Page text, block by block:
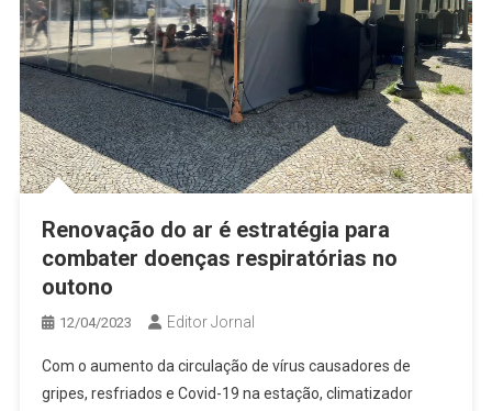
Renovação do ar é estratégia para
combater doenças respiratórias no
outono
12/04/2023 Editor Jornal
Com o aumento da circulação de vírus causadores de
gripes, resfriados e Covid-19 na estação, climatizador